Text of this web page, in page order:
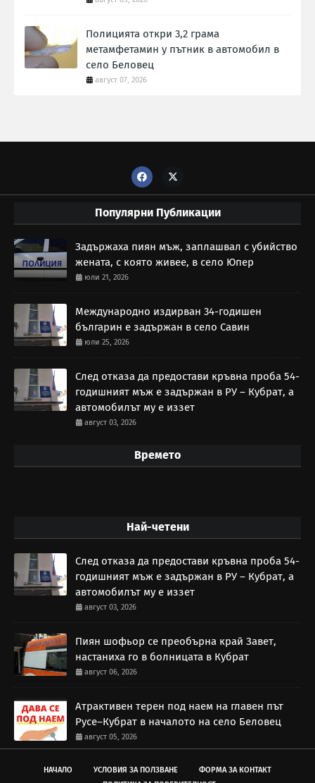
Полицията откри 3,2 грама
метамфетамин у пътник в автомобил в
село Беловец
август 07, 2026
Популярни Публикации
Задържаха пиян мъж, заплашвал с убийство
жената, с която живее, в село Юпер
юли 21, 2026
Международно издирван 34-годишен
българин е задържан в село Савин
юли 25, 2026
След отказа да предостави кръвна проба 54-
годишният мъж е задържан в РУ – Кубрат, а
автомобилът му е иззет
август 03, 2026
Времето
Най-четени
След отказа да предостави кръвна проба 54-
годишният мъж е задържан в РУ – Кубрат, а
автомобилът му е иззет
август 03, 2026
Пиян шофьор се преобърна край Завет,
настаниха го в болницата в Кубрат
август 06, 2026
Атрактивен терен под наем на главен път
Русе–Кубрат в началото на село Беловец
август 05, 2026
НАЧАЛО УСЛОВИЯ ЗА ПОЛЗВАНЕ
ФОРМА ЗА КОНТАКТ